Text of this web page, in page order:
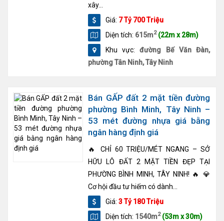
xây...
Giá: 7 Tỷ 700 Triệu
Diện tích: 615m2 (22m x 28m)
Khu vực:đường Bế Văn Đàn,
phường Tân Ninh, Tây Ninh
Bán GẤP đất 2 mặt tiền đường
phường Bình Minh, Tây Ninh –
53 mét đường nhựa giá bằng
ngân hàng định giá
🔥 CHỈ 60 TRIỆU/MÉT NGANG – SỞ
HỮU LÔ ĐẤT 2 MẶT TIỀN ĐẸP TẠI
PHƯỜNG BÌNH MINH, TÂY NINH! 🔥 💎
Cơ hội đầu tư hiếm có dành...
Giá: 3 Tỷ 180 Triệu
Diện tích: 1540m2 (53m x 30m)